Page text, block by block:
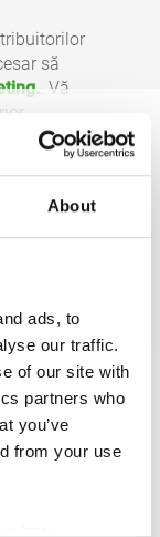
About
ads, to
our traffic.
of our site with
partners who
you’ve
from your use
să
. Vă
, dacă
de